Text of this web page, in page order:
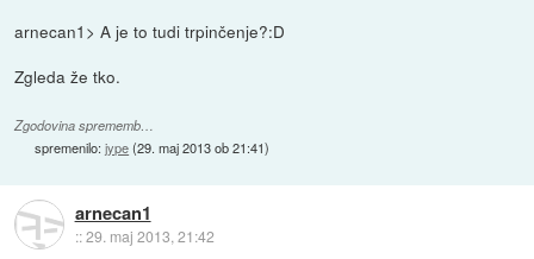
arnecan1> A je to tudi trpinčenje?:D
Zgleda že tko.
Zgodovina sprememb…
spremenilo:jype(29. maj 2013 ob 21:41)
arnecan1
::29. maj 2013, 21:42